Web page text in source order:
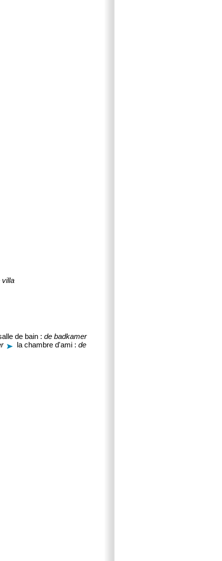
villa
de bain : de badkamer
la chambre d'ami : de